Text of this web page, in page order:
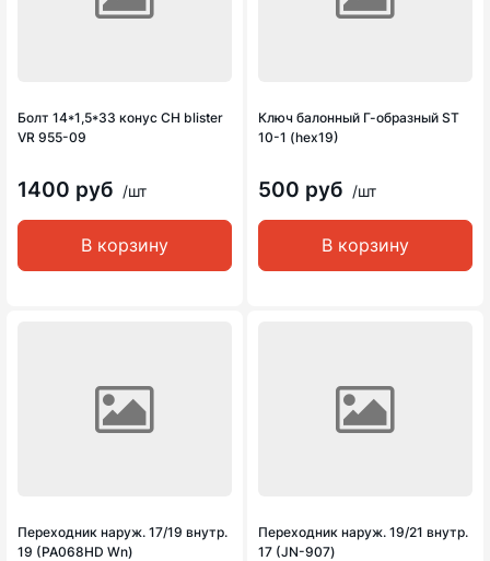
Болт 14*1,5*33 конус CH blister
VR 955-09
1400 руб /шт
В корзину
Ключ балонный Г-образный ST
10-1 (hex19)
500 руб /шт
В корзину
Переходник наруж. 17/19 внутр.
19 (PA068HD Wn)
Переходник наруж. 19/21 внутр.
17 (JN-907)